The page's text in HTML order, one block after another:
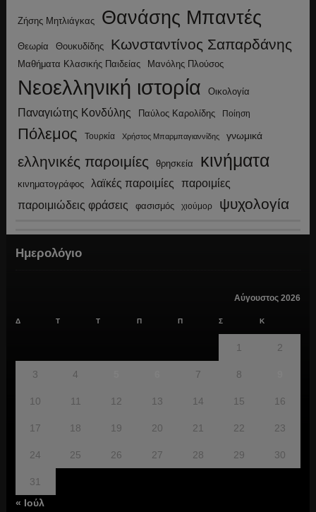
Ζήσης Μητλιάγκας Θανάσης Μπαντές
Θεωρία Θουκυδίδης Κωνσταντίνος Σαπαρδάνης
Μαθήματα Κλασικής Παιδείας Μανόλης Πλούσος
Νεοελληνική ιστορία Οικολογία
Παναγιώτης Κονδύλης Παύλος Καρολίδης Ποίηση
Πόλεμος Τουρκία Χρήστος Μπαρμπαγιαννίδης γνωμικά
ελληνικές παροιμίες θρησκεία κινήματα
κινηματογράφος λαϊκές παροιμίες παροιμίες
παροιμιώδεις φράσεις φασισμός χιούμορ ψυχολογία
Ημερολόγιο
Αύγουστος 2026
Δ Τ Τ Π Π Σ Κ
1 2
3 4 7 8
10 11 12 13 14 15 16
17 18 19 20 21 22 23
24 25 26 27 28 29 30
31
« Ιούλ